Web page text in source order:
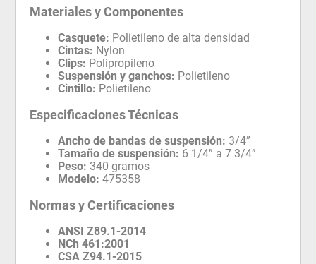
Materiales y Componentes
Casquete: Polietileno de alta densidad
Cintas: Nylon
Clips: Polipropileno
Suspensión y ganchos: Polietileno
Cintillo: Polietileno
Especificaciones Técnicas
Ancho de bandas de suspensión: 3/4”
Tamaño de suspensión: 6 1/4” a 7 3/4”
Peso: 340 gramos
Modelo: 475358
Normas y Certificaciones
ANSI Z89.1-2014
NCh 461:2001
CSA Z94.1-2015